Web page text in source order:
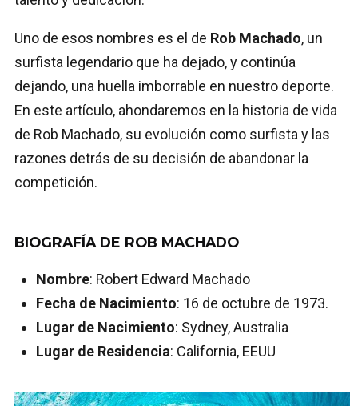
Uno de esos nombres es el de Rob Machado, un
surfista legendario que ha dejado, y continúa
dejando, una huella imborrable en nuestro deporte.
En este artículo, ahondaremos en la historia de vida
de Rob Machado, su evolución como surfista y las
razones detrás de su decisión de abandonar la
competición.
BIOGRAFÍA DE ROB MACHADO
Nombre: Robert Edward Machado
Fecha de Nacimiento: 16 de octubre de 1973.
Lugar de Nacimiento: Sydney, Australia
Lugar de Residencia: California, EEUU